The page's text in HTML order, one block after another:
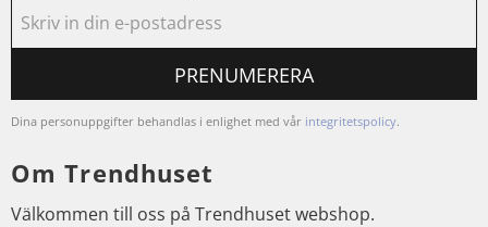
PRENUMERERA
Dina personuppgifter behandlas i enlighet med vår integritetspolicy.
Om Trendhuset
Välkommen till oss på Trendhuset webshop.